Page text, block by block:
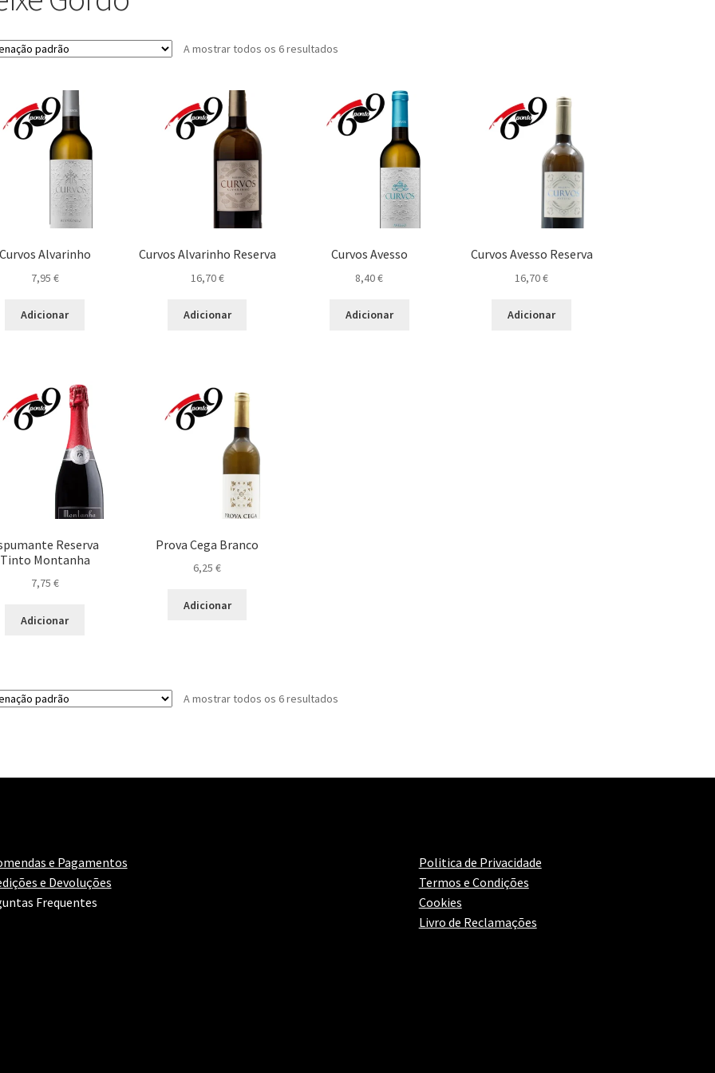
A mostrar todos os 6 resultados
Alvarinho
7,95 €
Adicionar
Curvos Alvarinho Reserva
16,70€
Adicionar
Curvos Avesso
8,40€
Adicionar
Curvos Avesso Reserva
16,70€
Adicionar
Reserva
Tinto Montanha
7,75 €
Adicionar
Prova Cega Branco
6,25€
Adicionar
A mostrar todos os 6 resultados
e Pagamentos
e Devoluções
Frequentes
Politica de Privacidade
Termos e Condições
Cookies
Livro de Reclamações